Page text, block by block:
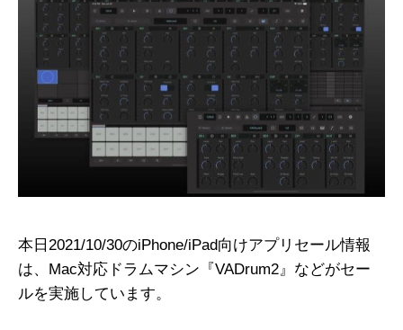
本日2021/10/30のiPhone/iPad向けアプリセール情報
は、Mac対応ドラムマシン『VADrum2』などがセー
ルを実施しています。